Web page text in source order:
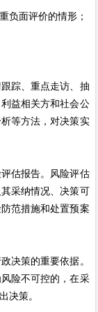
面评价的情形；
踪、重点走访、抽
益相关方和社会公
等方法，对决策实
估报告。风险评估
采纳情况、决策可
范措施和处置预案
策的重要依据。
险不可控的，在采
决策。